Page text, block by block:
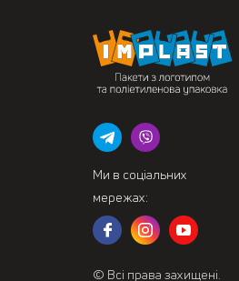
Ми в соціальних
мережах:
© Всі права захищені.